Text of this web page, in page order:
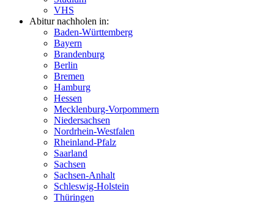
VHS
Abitur nachholen in:
Baden-Württemberg
Bayern
Brandenburg
Berlin
Bremen
Hamburg
Hessen
Mecklenburg-Vorpommern
Niedersachsen
Nordrhein-Westfalen
Rheinland-Pfalz
Saarland
Sachsen
Sachsen-Anhalt
Schleswig-Holstein
Thüringen